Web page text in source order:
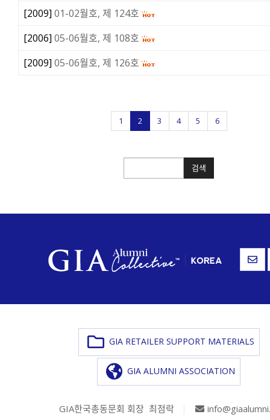
[2009] 01-02월호, 제 124호
[2006] 05-06월호, 제 108호
[2009] 05-06월호, 제 126호
1 2 3 4 5 6
검색
GIA RETAILER SUPPORT MATERIALS
GIA ALUMNI ASSOCIATION
GIA한국총동문회 회장 최점락